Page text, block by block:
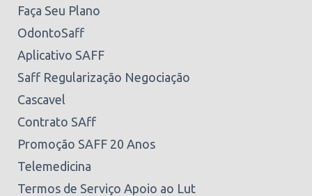
Faça Seu Plano
OdontoSaff
Aplicativo SAFF
Saff Regularização Negociação
Cascavel
Contrato SAff
Promoção SAFF 20 Anos
Telemedicina
Termos de Serviço Apoio ao Lut